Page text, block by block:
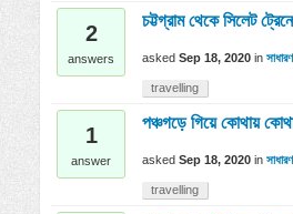
2
answers
চট্টগ্রাম থেকে সিলেট
asked Sep 18, 2020 in সাধারণ
travelling
1
answer
পঞ্চগড়ে গিয়ে কোথায়
asked Sep 18, 2020 in সাধারণ
travelling